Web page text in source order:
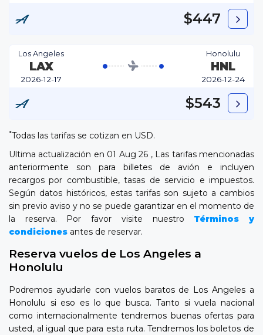
$447
Los Angeles
LAX
2026-12-17
Honolulu
HNL
2026-12-24
$543
*Todas las tarifas se cotizan en USD.
Ultima actualización en 01 Aug 26 , Las tarifas mencionadas
anteriormente son para billetes de avión e incluyen
recargos por combustible, tasas de servicio e impuestos.
Según datos históricos, estas tarifas son sujeto a cambios
sin previo aviso y no se puede garantizar en el momento de
la reserva. Por favor visite nuestro Términos y
condiciones antes de reservar.
Reserva vuelos de Los Angeles a
Honolulu
Podremos ayudarle con vuelos baratos de Los Angeles a
Honolulu si eso es lo que busca. Tanto si vuela nacional
como internacionalmente tendremos buenas ofertas para
usted, al igual que para esta ruta. Tendremos los boletos de